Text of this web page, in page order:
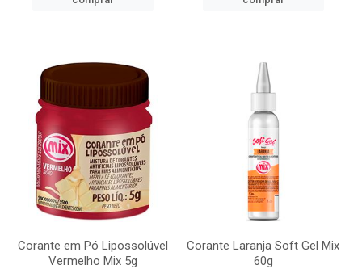
Corante em Pó Lipossolúvel
Vermelho Mix 5g
Corante Laranja Soft Gel Mix
60g